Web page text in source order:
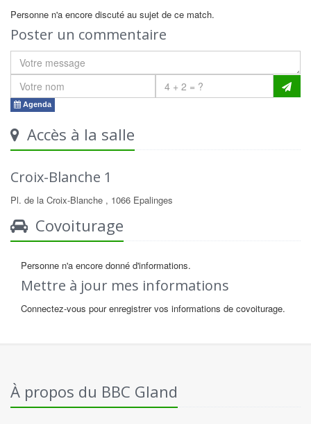
Personne n'a encore discuté au sujet de ce match.
Poster un commentaire
Agenda
Accès à la salle
Croix-Blanche 1
Pl. de la Croix-Blanche , 1066 Epalinges
Covoiturage
Personne n'a encore donné d'informations.
Mettre à jour mes informations
Connectez-vous pour enregistrer vos informations de covoiturage.
À propos du BBC Gland